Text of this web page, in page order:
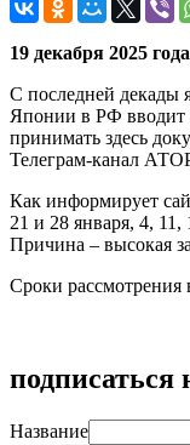
19 декабря 2025
С последней декады
Японии в РФ вводит
принимать здесь
Телеграм-канал
Как информирует
21 и 28 января, 4, 11,
Причина – высокая
Сроки рассмотрения
подписаться
Название